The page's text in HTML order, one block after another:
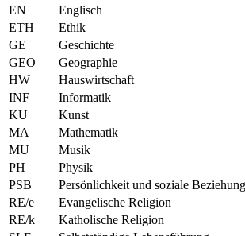
EN
Englisch
ETH
Ethik
GE
Geschichte
GEO
Geographie
HW
Hauswirtschaft
INF
Informatik
KU
Kunst
MA
Mathematik
MU
Musik
PH
Physik
PSB
Persönlichkeit und soziale
RE/e
Evangelische Religion
RE/k
Katholische Religion